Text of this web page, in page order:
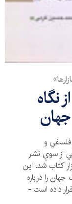
نگاه
فلسفي و
از سوي نشر
كتاب شد. اين
را درباره
داده است.-